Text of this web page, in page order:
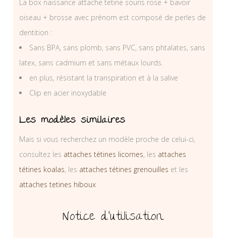
La box naissance attache tetine souris rose + bavoir
oiseau + brosse avec prénom est composé de perles de
dentition :
Sans BPA, sans plomb, sans PVC, sans phtalates, sans
latex, sans cadmium et sans métaux lourds.
en plus, résistant la transpiration et à la salive
Clip en acier inoxydable
Les modèles similaires
Mais si vous recherchez un modèle proche de celui-ci,
consultez les attaches tétines licornes, les attaches
tétines koalas, les attaches tétines grenouilles et les
attaches tetines hiboux
Notice d’utilisation